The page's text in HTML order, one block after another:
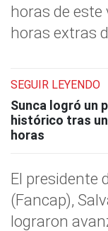
horas de
horas extras
SEGUIR LEYENDO
Sunca logró un
histórico tras
horas
El presidente
(Fancap),
lograron